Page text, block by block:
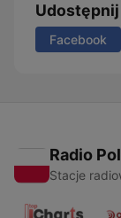
Udostępnij
Facebook
Radio
Stacje